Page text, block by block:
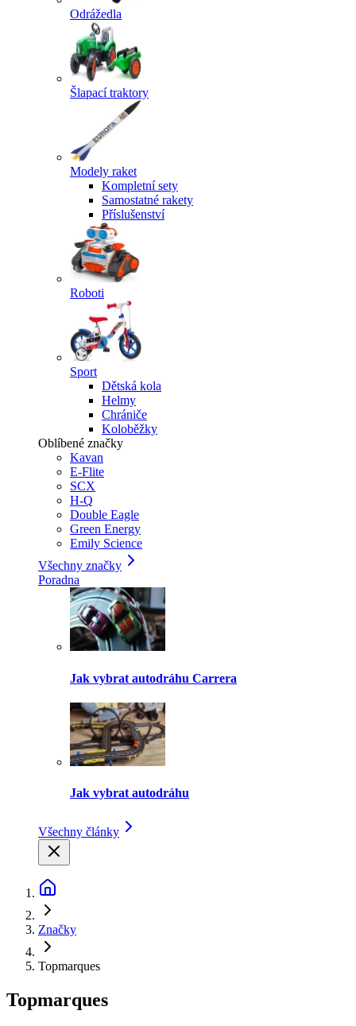
Odrážedla
Šlapací traktory
Modely raket
Kompletní sety
Samostatné rakety
Příslušenství
Roboti
Sport
Dětská kola
Helmy
Chrániče
Koloběžky
Oblíbené značky
Kavan
E-Flite
SCX
H-Q
Double Eagle
Green Energy
Emily Science
Všechny značky
Poradna
Jak vybrat autodráhu Carrera
Jak vybrat autodráhu
Všechny články
Značky
Topmarques
Topmarques